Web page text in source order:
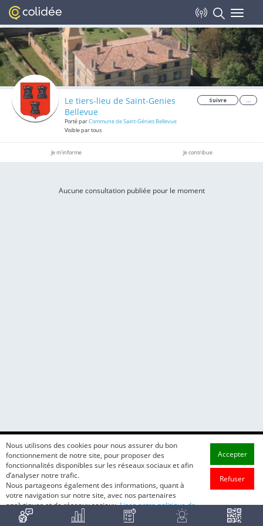
Toggle
Le tiers-lieu de Saint-Genies
Bellevue
Porté parCommune de Saint-Génies Bellevue
Visible par tous
Suivre ...
Je m'informe Je contribue
Aucune consultation publiée pour le moment
Nous utilisons des cookies pour nous assurer du bon
fonctionnement de notre site, pour proposer des
fonctionnalités disponibles sur les réseaux sociaux et afin
d’analyser notre trafic.
Nous partageons également des informations, quant à
votre navigation sur notre site, avec nos partenaires
analytiques et de réseaux sociaux.Lisez notre politique de
cookie.
Accepter
Refuser